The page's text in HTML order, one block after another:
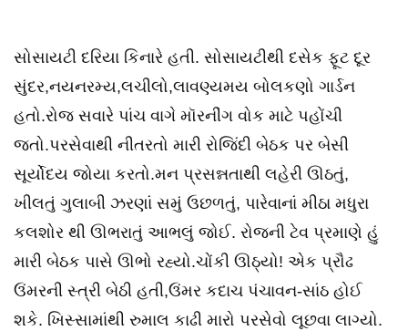
સોસાયટી દરિયા કિનારે હતી. સોસાયટીથી દસેક ફૂટ દૂર
સુંદર,નયનરમ્ય,લચીલો,લાવણ્યમય બોલકણો ગાર્ડન
હતો.રોજ સવારે પાંચ વાગે મૉરનીંગ વોક માટે પહોંચી
જતો.પરસેવાથી નીતરતો મારી રોજિંદી બેઠક પર બેસી
સૂર્યોદય જોયા કરતો.મન પ્રસન્નતાથી લહેરી ઊઠતું,
ખીલતું ગુલાબી ઝરણાં સમું ઉછળતું, પારેવાનાં મીઠા મધુરા
કલશોર થી ઊભરાતું આભલું જોઈ. રોજની ટેવ પ્રમાણે હું
મારી બેઠક પાસે ઊભો રહ્યો.ચોંકી ઊઠ્યો! એક પ્રૌઢ
ઉંમરની સ્ત્રી બેઠી હતી,ઉંમર કદાચ પંચાવન-સાંઠ હોઈ
શકે. ખિસ્સામાંથી રુમાલ કાઢી મારો પરસેવો લૂછવા લાગ્યો.